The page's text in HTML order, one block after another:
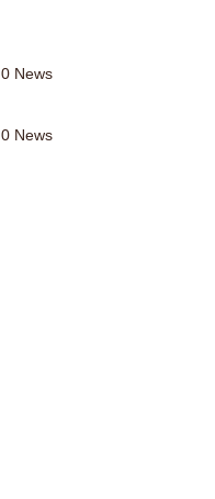
0News
0News